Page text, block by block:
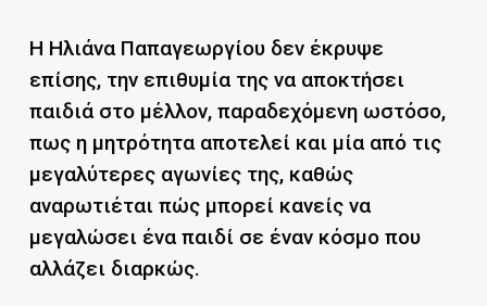
Η Ηλιάνα Παπαγεωργίου δεν έκρυψε
επίσης, την επιθυμία της να αποκτήσει
παιδιά στο μέλλον, παραδεχόμενη ωστόσο,
πως η μητρότητα αποτελεί και μία από τις
μεγαλύτερες αγωνίες της, καθώς
αναρωτιέται πώς μπορεί κανείς να
μεγαλώσει ένα παιδί σε έναν κόσμο που
αλλάζει διαρκώς.